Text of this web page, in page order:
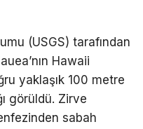
(USGS) tarafından
Hawaii
yaklaşık 100 metre
görüldü. Zirve
sabah